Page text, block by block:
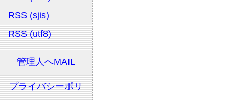
RSS (sjis)
RSS (utf8)
管理人へMAIL
プライバシーポリ